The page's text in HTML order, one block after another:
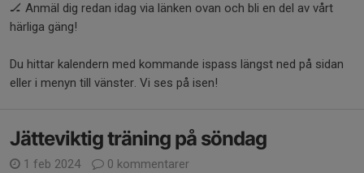
🏒 Anmäl dig redan idag via länken ovan och bli en del av vårt
härliga gäng!
Du hittar kalendern med kommande ispass längst ned på sidan
eller i menyn till vänster. Vi ses på isen!
Jätteviktig träning på söndag
1 feb 2024
0 kommentarer